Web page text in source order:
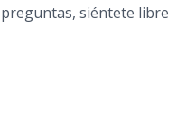
siéntete libre